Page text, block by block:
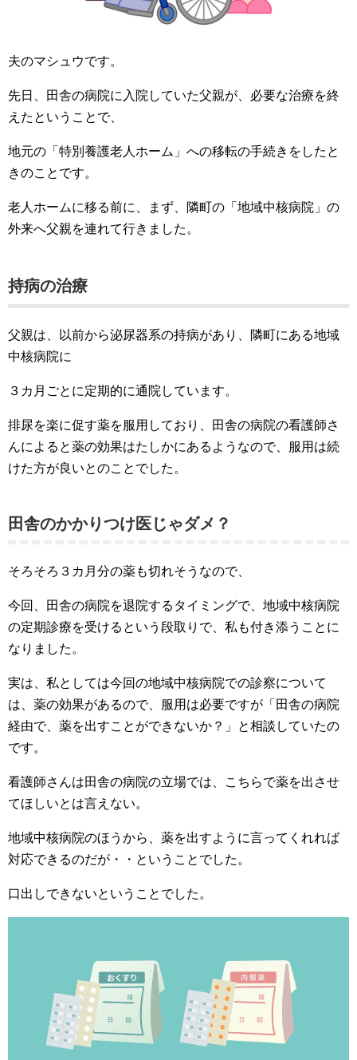
夫のマシュウです。
先日、田舎の病院に入院していた父親が、必要な治療を終
えたということで、
地元の「特別養護老人ホーム」への移転の手続きをしたと
きのことです。
老人ホームに移る前に、まず、隣町の「地域中核病院」の
外来へ父親を連れて行きました。
持病の治療
父親は、以前から泌尿器系の持病があり、隣町にある地域
中核病院に
３カ月ごとに定期的に通院しています。
排尿を楽に促す薬を服用しており、田舎の病院の看護師さ
んによると薬の効果はたしかにあるようなので、服用は続
けた方が良いとのことでした。
田舎のかかりつけ医じゃダメ？
そろそろ３カ月分の薬も切れそうなので、
今回、田舎の病院を退院するタイミングで、地域中核病院
の定期診療を受けるという段取りで、私も付き添うことに
なりました。
実は、私としては今回の地域中核病院での診察について
は、薬の効果があるので、服用は必要ですが「田舎の病院
経由で、薬を出すことができないか？」と相談していたの
です。
看護師さんは田舎の病院の立場では、こちらで薬を出させ
てほしいとは言えない。
地域中核病院のほうから、薬を出すように言ってくれれば
対応できるのだが・・ということでした。
口出しできないということでした。